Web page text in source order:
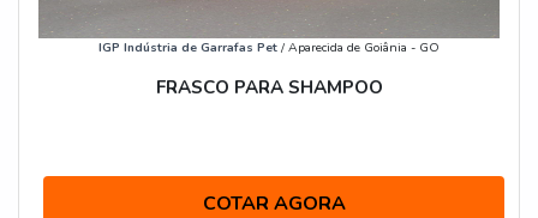
IGP Indústria de Garrafas Pet / Aparecida de Goiânia - GO
FRASCO PARA SHAMPOO
COTAR AGORA